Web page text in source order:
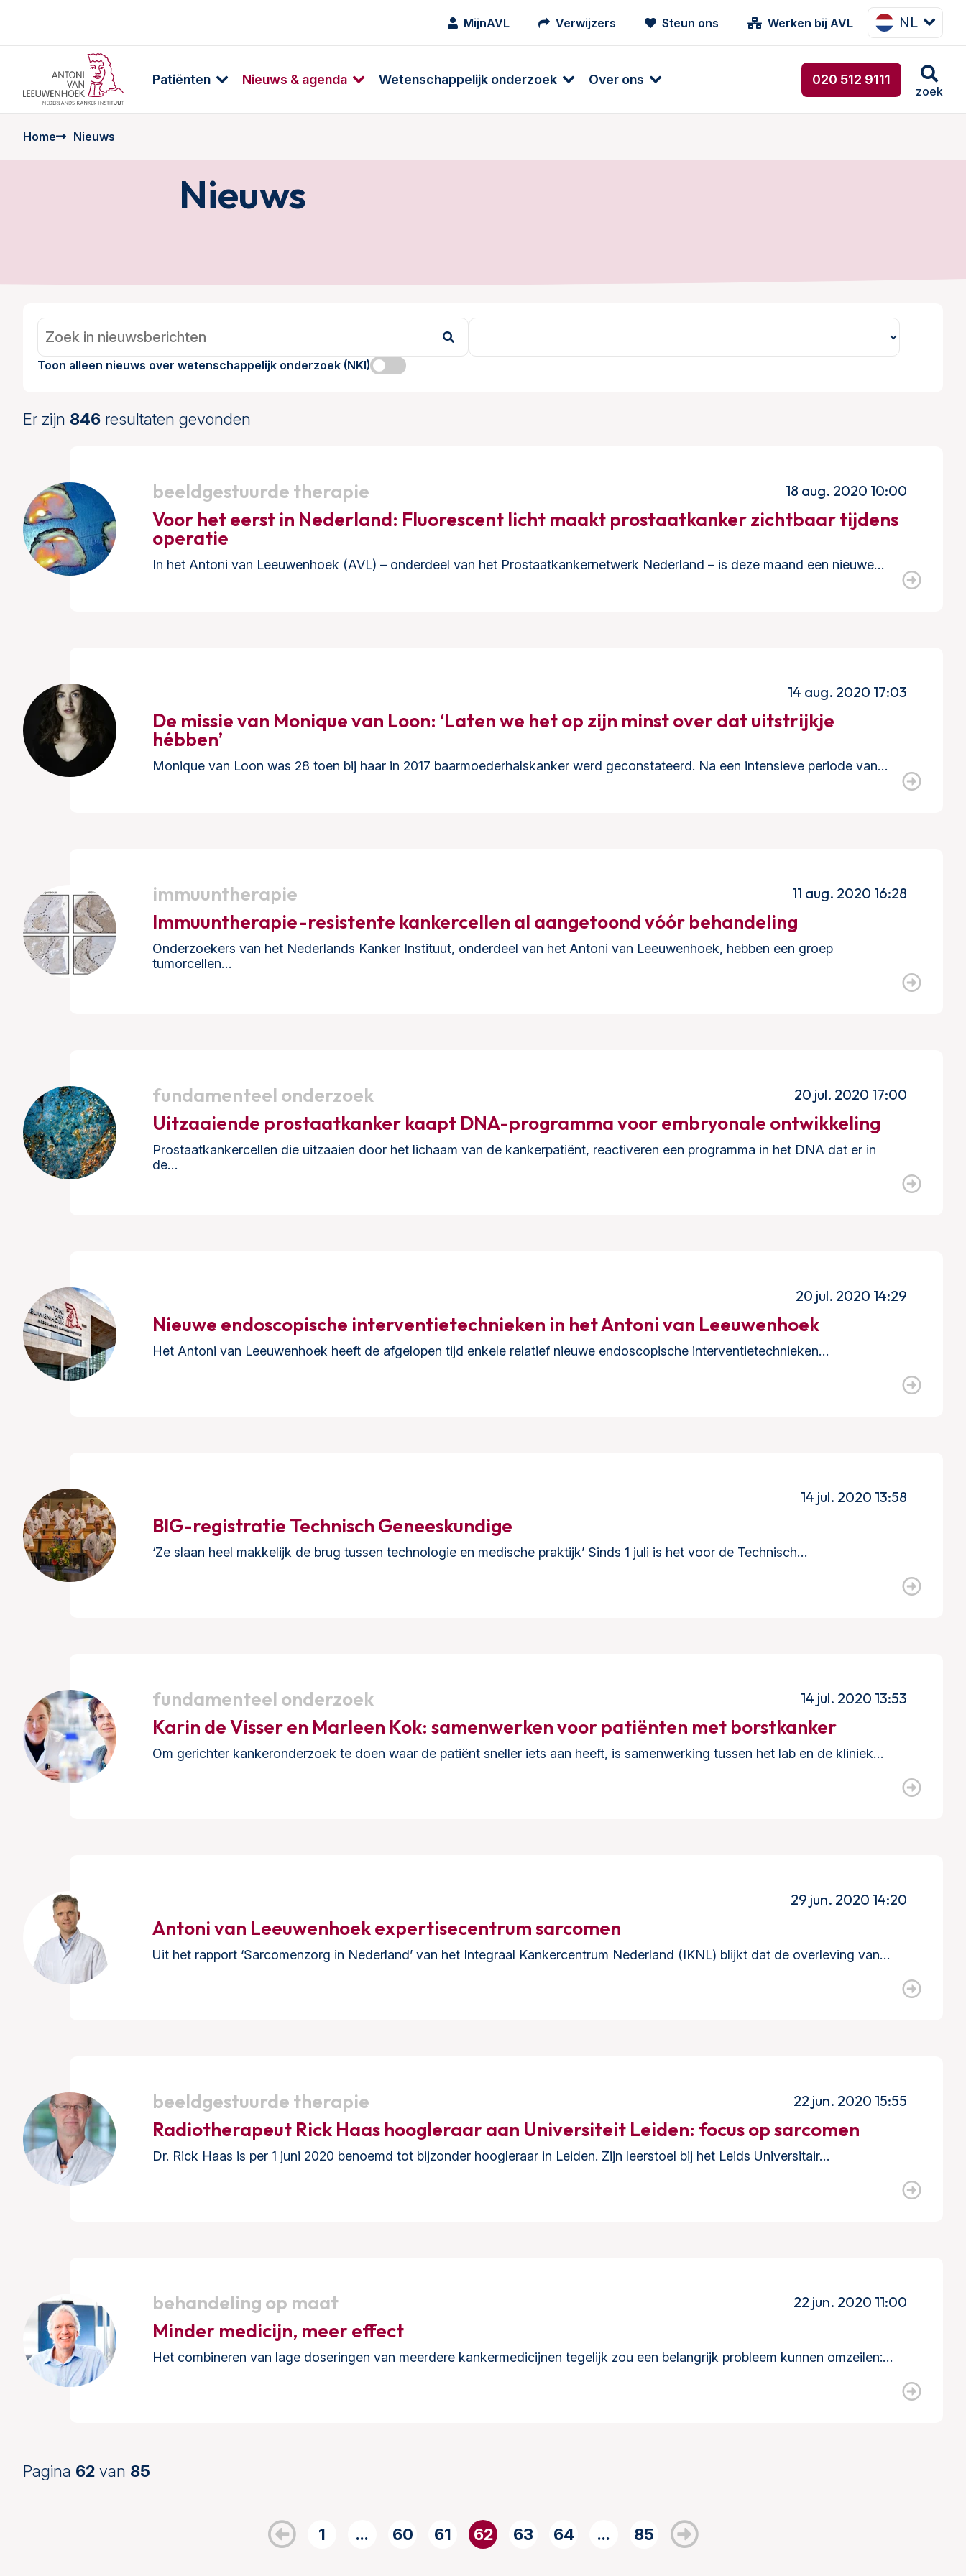
MijnAVL Verwijzers Steun ons Werken bij AVL NL
Patiënten Nieuws & agenda Wetenschappelijk onderzoek Over ons 020 512 9111
zoek
Home Nieuws
Nieuws
Toon alleen nieuws over wetenschappelijk onderzoek (NKI)
Er zijn 846 resultaten gevonden
beeldgestuurde therapie 18 aug. 2020 10:00
Voor het eerst in Nederland: Fluorescent licht maakt prostaatkanker zichtbaar tijdens
operatie
In het Antoni van Leeuwenhoek (AVL) – onderdeel van het Prostaatkankernetwerk Nederland – is deze maand een nieuwe…
14 aug. 2020 17:03
De missie van Monique van Loon: ‘Laten we het op zijn minst over dat uitstrijkje
hébben’
Monique van Loon was 28 toen bij haar in 2017 baarmoederhalskanker werd geconstateerd. Na een intensieve periode van…
immuuntherapie 11 aug. 2020 16:28
Immuuntherapie-resistente kankercellen al aangetoond vóór behandeling
Onderzoekers van het Nederlands Kanker Instituut, onderdeel van het Antoni van Leeuwenhoek, hebben een groep
tumorcellen…
fundamenteel onderzoek 20 jul. 2020 17:00
Uitzaaiende prostaatkanker kaapt DNA-programma voor embryonale ontwikkeling
Prostaatkankercellen die uitzaaien door het lichaam van de kankerpatiënt, reactiveren een programma in het DNA dat er in
de…
20 jul. 2020 14:29
Nieuwe endoscopische interventietechnieken in het Antoni van Leeuwenhoek
Het Antoni van Leeuwenhoek heeft de afgelopen tijd enkele relatief nieuwe endoscopische interventietechnieken…
14 jul. 2020 13:58
BIG-registratie Technisch Geneeskundige
‘Ze slaan heel makkelijk de brug tussen technologie en medische praktijk’ Sinds 1 juli is het voor de Technisch…
fundamenteel onderzoek 14 jul. 2020 13:53
Karin de Visser en Marleen Kok: samenwerken voor patiënten met borstkanker
Om gerichter kankeronderzoek te doen waar de patiënt sneller iets aan heeft, is samenwerking tussen het lab en de kliniek…
29 jun. 2020 14:20
Antoni van Leeuwenhoek expertisecentrum sarcomen
Uit het rapport ‘Sarcomenzorg in Nederland’ van het Integraal Kankercentrum Nederland (IKNL) blijkt dat de overleving van…
beeldgestuurde therapie 22 jun. 2020 15:55
Radiotherapeut Rick Haas hoogleraar aan Universiteit Leiden: focus op sarcomen
Dr. Rick Haas is per 1 juni 2020 benoemd tot bijzonder hoogleraar in Leiden. Zijn leerstoel bij het Leids Universitair…
behandeling op maat 22 jun. 2020 11:00
Minder medicijn, meer effect
Het combineren van lage doseringen van meerdere kankermedicijnen tegelijk zou een belangrijk probleem kunnen omzeilen:…
Pagina 62 van 85
1 ... 60 61 62 63 64 ... 85